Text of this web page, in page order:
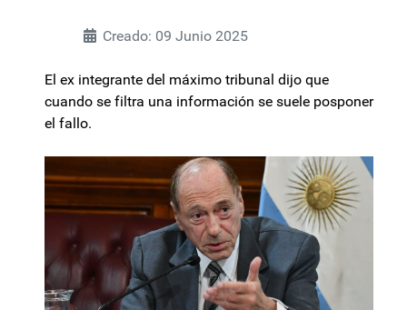
Creado: 09 Junio 2025
El ex integrante del máximo tribunal dijo que
cuando se filtra una información se suele posponer
el fallo.